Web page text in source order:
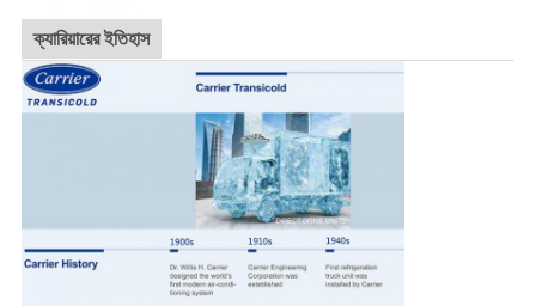
ক্যারিয়ারের ইতিহাস